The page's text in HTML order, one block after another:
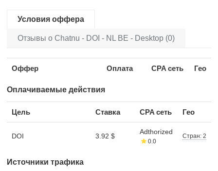
Условия оффера
Отзывы о Chatnu - DOI - NL BE - Desktop (0)
Оффер Оплата CPA сеть Гео
Оплачиваемые действия
Цель Ставка CPA сеть Гео
DOI 3.92 $
Adthorized
0.0
Стран: 2
Источники трафика